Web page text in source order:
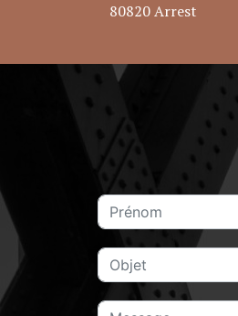
80820 Arrest